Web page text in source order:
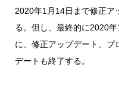
2020年1月14日まで修正ア
る。但し、最終的に2020
に、修正アップデート、プ
デートも終了する。